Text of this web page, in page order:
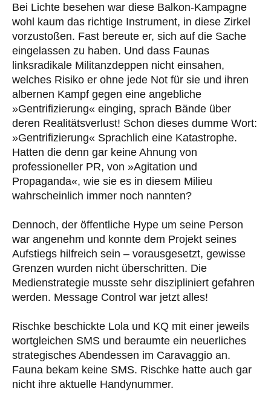
Bei Lichte besehen war diese Balkon-Kampagne
wohl kaum das richtige Instrument, in diese Zirkel
vorzustoßen. Fast bereute er, sich auf die Sache
eingelassen zu haben. Und dass Faunas
linksradikale Militanzdeppen nicht einsahen,
welches Risiko er ohne jede Not für sie und ihren
albernen Kampf gegen eine angebliche
»Gentrifizierung« einging, sprach Bände über
deren Realitätsverlust! Schon dieses dumme Wort:
»Gentrifizierung« Sprachlich eine Katastrophe.
Hatten die denn gar keine Ahnung von
professioneller PR, von »Agitation und
Propaganda«, wie sie es in diesem Milieu
wahrscheinlich immer noch nannten?
Dennoch, der öffentliche Hype um seine Person
war angenehm und konnte dem Projekt seines
Aufstiegs hilfreich sein – vorausgesetzt, gewisse
Grenzen wurden nicht überschritten. Die
Medienstrategie musste sehr diszipliniert gefahren
werden. Message Control war jetzt alles!
Rischke beschickte Lola und KQ mit einer jeweils
wortgleichen SMS und beraumte ein neuerliches
strategisches Abendessen im Caravaggio an.
Fauna bekam keine SMS. Rischke hatte auch gar
nicht ihre aktuelle Handynummer.